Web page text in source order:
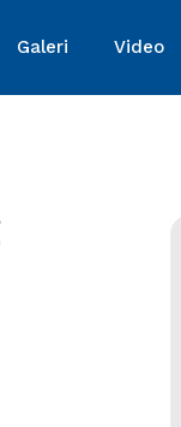
Galeri Video